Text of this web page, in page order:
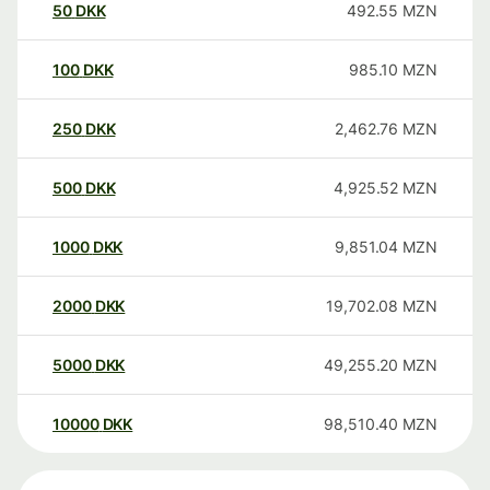
50 DKK 492.55 MZN
100 DKK 985.10 MZN
250 DKK 2,462.76 MZN
500 DKK 4,925.52 MZN
1000 DKK 9,851.04 MZN
2000 DKK 19,702.08 MZN
5000 DKK 49,255.20 MZN
10000 DKK 98,510.40 MZN